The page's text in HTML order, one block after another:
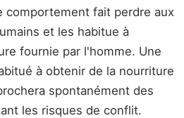
comportement fait perdre aux
et les habitue à
fournie par l'homme. Une
à obtenir de la nourriture
spontanément des
les risques de conflit.